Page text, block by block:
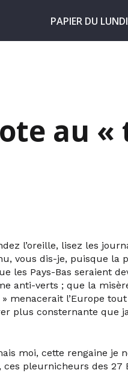
PAPIER DU LUNDI
au
l’oreille, lisez les
vous dis-je, puisque la
les Pays-Bas seraient
anti-verts ; que la
menacerait l’Europe
plus consternante que
moi, cette rengaine
pleurnicheurs des